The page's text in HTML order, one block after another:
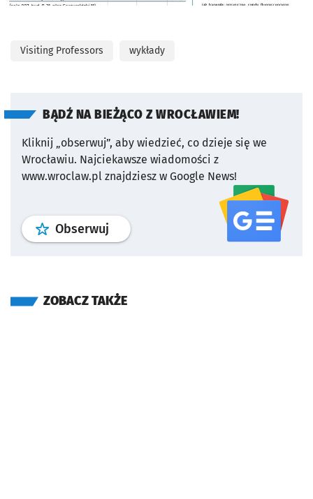
Visiting Professors wykłady
BĄDŹ NA BIEŻĄCO Z WROCŁAWIEM!
Kliknij „obserwuj”, aby wiedzieć, co dzieje się we
Wrocławiu. Najciekawsze wiadomości z
www.wroclaw.pl znajdziesz w Google News!
Obserwuj profil serwisu
ZOBACZ TAKŻE